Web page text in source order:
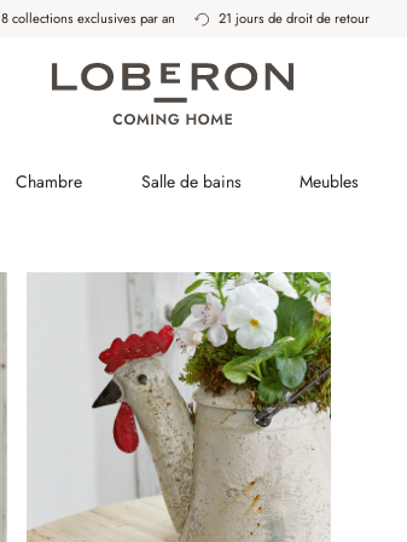
8 collections exclusives par an 21 jours de droit de retour
Chambre Salle de bains Meubles